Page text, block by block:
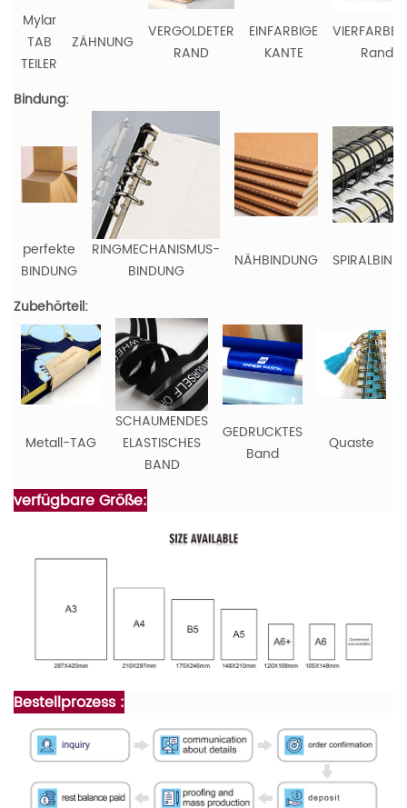
Mylar
TAB
TEILER
ZÄHNUNG
VERGOLDETER
RAND
EINFARBIGE
KANTE
Rand
Bindung:
perfekte
BINDUNG
RINGMECHANISMUS-
BINDUNG
NÄHBINDUNG
Zubehörteil:
Metall-TAG
SCHAUMENDES
ELASTISCHES
BAND
GEDRUCKTES
Band
Quaste
verfügbare Größe:
Bestellprozess :